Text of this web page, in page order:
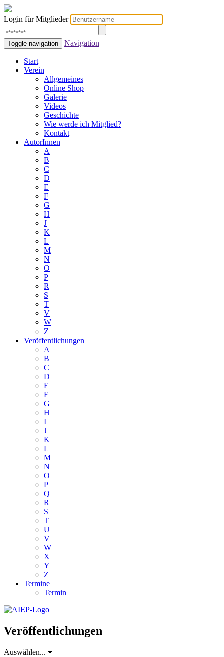
Login für Mitglieder
Toggle navigation Navigation
Start
Verein
Allgemeines
Online Shop
Galerie
Videos
Geschichte
Wie werde ich Mitglied?
Kontakt
AutorInnen
A
B
C
D
E
F
G
H
J
K
L
M
N
O
P
R
S
T
V
W
Z
Veröffentlichungen
A
B
C
D
E
F
G
H
I
J
K
L
M
N
O
P
Q
R
S
T
U
V
W
X
Y
Z
Termine
Termin
Veröffentlichungen
Auswählen...